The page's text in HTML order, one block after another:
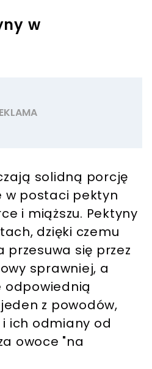
w
solidną porcję
w postaci pektyn
i miąższu. Pektyny
dzięki czemu
się przez
sprawniej, a
odpowiednią
z powodów,
ich odmiany od
owoce "na